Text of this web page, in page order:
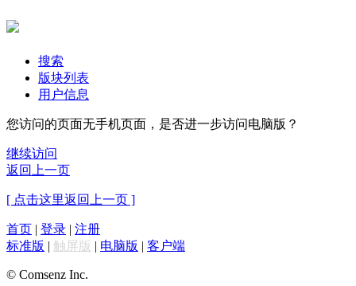
搜索
版块列表
用户信息
您访问的页面无手机页面，是否进一步访问电脑版？
继续访问
返回上一页
[ 点击这里返回上一页 ]
首页 | 登录 | 注册
标准版 | 触屏版 | 电脑版 | 客户端
© Comsenz Inc.